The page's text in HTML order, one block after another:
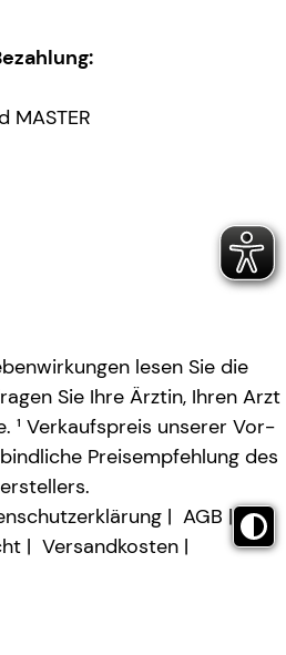
MASTER
lesen Sie die
Sie Ihre Ärztin, Ihren Arzt
¹ Verkaufspreis unserer Vor-
Preisempfehlung des
AGB
Versandkosten